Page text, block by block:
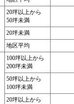
20坪以上から
50坪未満
20坪未満
地区平均
100坪以上から
200坪未満
50坪以上から
100坪未満
20坪以上から